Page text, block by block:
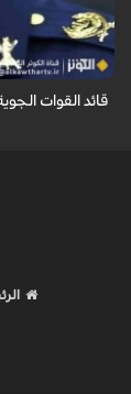
قال قائد القوات
الجوية للجيش
قائد القوات